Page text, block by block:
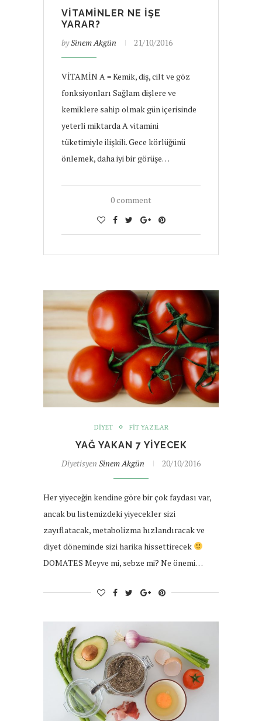
VITAMINLER NE İŞE
YARAR?
bySinem Akgün 21/10/2016
VİTAMİN A = Kemik, diş, cilt ve göz
fonksiyonları Sağlam dişlere ve
kemiklere sahip olmak gün içerisinde
yeterli miktarda A vitamini
tüketimiyle ilişkili. Gece körlüğünü
önlemek, daha iyi bir görüşe…
0 comment
DIYET FIT YAZILAR
YAĞ YAKAN 7 YIYECEK
Diyetisyen Sinem Akgün 20/10/2016
Her yiyeceğin kendine göre bir çok faydası var,
ancak bu listemizdeki yiyecekler sizi
zayıflatacak, metabolizma hızlandıracak ve
diyet döneminde sizi harika hissettirecek
DOMATES Meyve mi, sebze mi? Ne önemi…